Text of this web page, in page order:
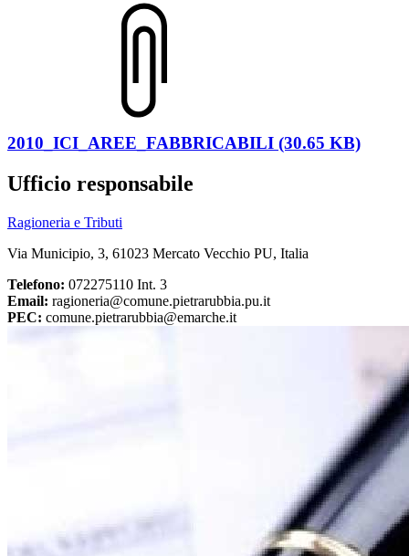
2010_ICI_AREE_FABBRICABILI (30.65 KB)
Ufficio responsabile
Ragioneria e Tributi
Via Municipio, 3, 61023 Mercato Vecchio PU, Italia
Telefono: 072275110 Int. 3
Email: ragioneria@comune.pietrarubbia.pu.it
PEC: comune.pietrarubbia@emarche.it